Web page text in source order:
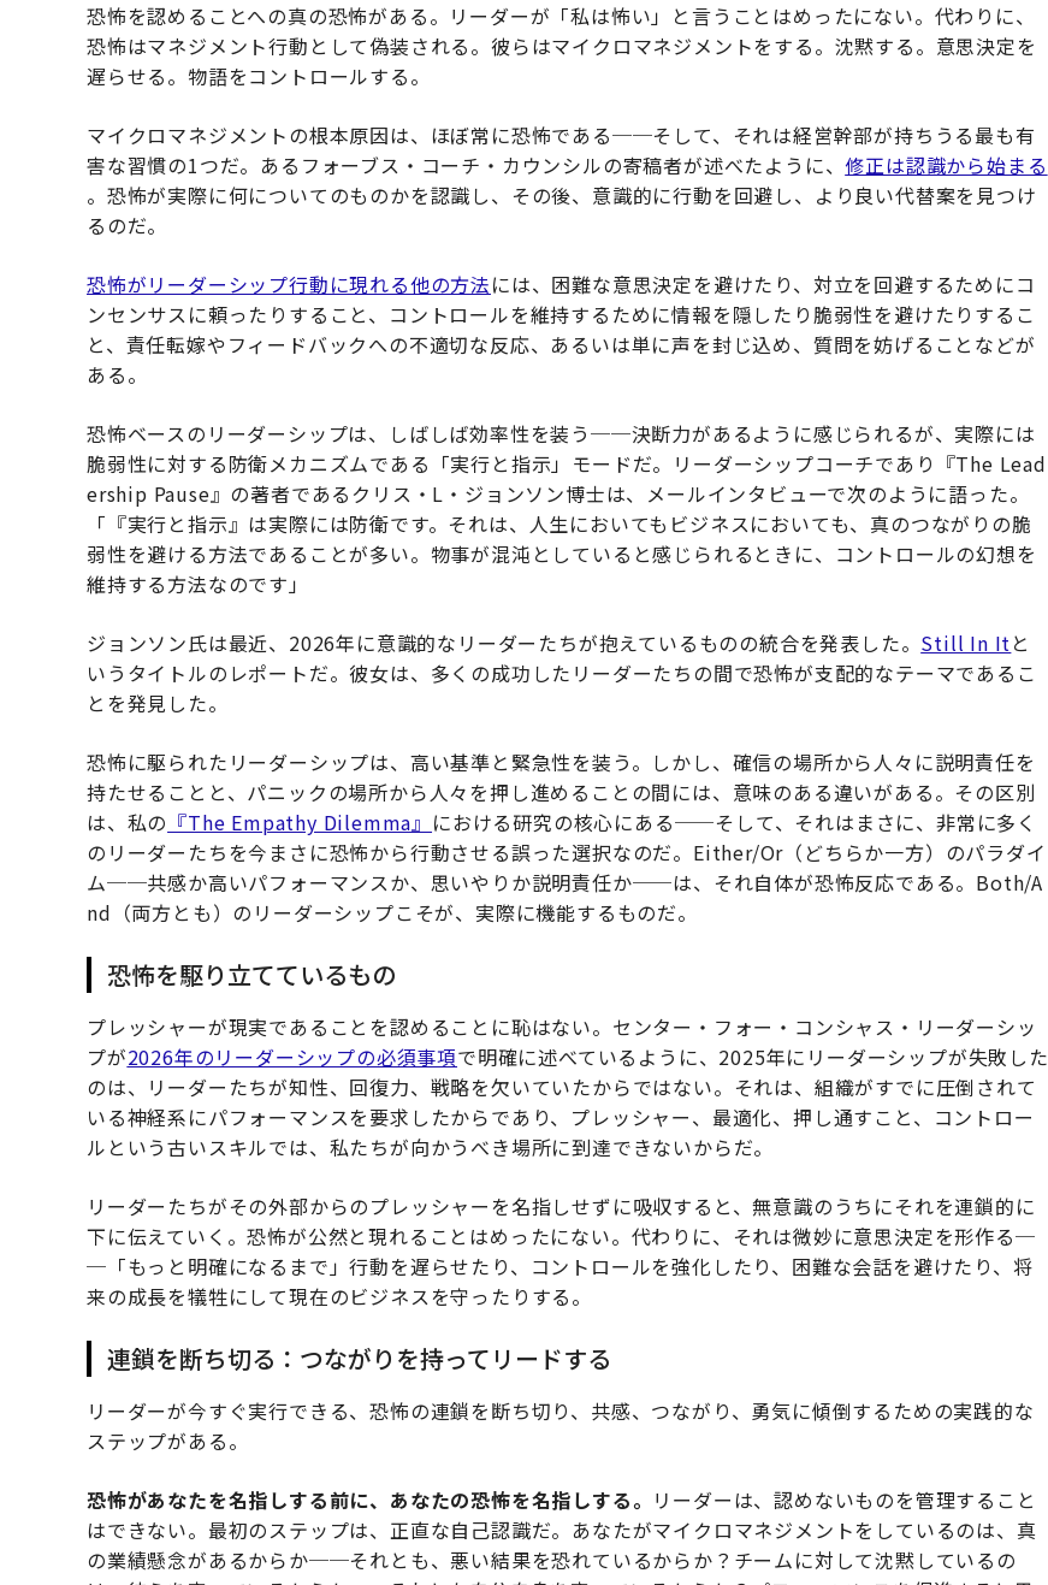
恐怖を認めることへの真の恐怖がある。リーダーが「私は怖い」と言うことはめったにない。代わりに、
恐怖はマネジメント行動として偽装される。彼らはマイクロマネジメントをする。沈黙する。意思決定を
遅らせる。物語をコントロールする。
マイクロマネジメントの根本原因は、ほぼ常に恐怖である──そして、それは経営幹部が持ちうる最も有
害な習慣の1つだ。あるフォーブス・コーチ・カウンシルの寄稿者が述べたように、修正は認識から始まる
。恐怖が実際に何についてのものかを認識し、その後、意識的に行動を回避し、より良い代替案を見つけ
るのだ。
恐怖がリーダーシップ行動に現れる他の方法には、困難な意思決定を避けたり、対立を回避するためにコ
ンセンサスに頼ったりすること、コントロールを維持するために情報を隠したり脆弱性を避けたりするこ
と、責任転嫁やフィードバックへの不適切な反応、あるいは単に声を封じ込め、質問を妨げることなどが
ある。
恐怖ベースのリーダーシップは、しばしば効率性を装う──決断力があるように感じられるが、実際には
脆弱性に対する防衛メカニズムである「実行と指示」モードだ。リーダーシップコーチであり『The Lead
ership Pause』の著者であるクリス・L・ジョンソン博士は、メールインタビューで次のように語った。
「『実行と指示』は実際には防衛です。それは、人生においてもビジネスにおいても、真のつながりの脆
弱性を避ける方法であることが多い。物事が混沌としていると感じられるときに、コントロールの幻想を
維持する方法なのです」
ジョンソン氏は最近、2026年に意識的なリーダーたちが抱えているものの統合を発表した。 Still In Itと
いうタイトルのレポートだ。彼女は、多くの成功したリーダーたちの間で恐怖が支配的なテーマであるこ
とを発見した。
恐怖に駆られたリーダーシップは、高い基準と緊急性を装う。しかし、確信の場所から人々に説明責任を
持たせることと、パニックの場所から人々を押し進めることの間には、意味のある違いがある。その区別
は、私の 『The Empathy Dilemma』 における研究の核心にある──そして、それはまさに、非常に多く
のリーダーたちを今まさに恐怖から行動させる誤った選択なのだ。Either/Or（どちらか一方）のパラダイ
ム──共感か高いパフォーマンスか、思いやりか説明責任か──は、それ自体が恐怖反応である。Both/A
nd（両方とも）のリーダーシップこそが、実際に機能するものだ。
恐怖を駆り立てているもの
プレッシャーが現実であることを認めることに恥はない。センター・フォー・コンシャス・リーダーシッ
プが2026年のリーダーシップの必須事項で明確に述べているように、2025年にリーダーシップが失敗した
のは、リーダーたちが知性、回復力、戦略を欠いていたからではない。それは、組織がすでに圧倒されて
いる神経系にパフォーマンスを要求したからであり、プレッシャー、最適化、押し通すこと、コントロー
ルという古いスキルでは、私たちが向かうべき場所に到達できないからだ。
リーダーたちがその外部からのプレッシャーを名指しせずに吸収すると、無意識のうちにそれを連鎖的に
下に伝えていく。恐怖が公然と現れることはめったにない。代わりに、それは微妙に意思決定を形作る─
─「もっと明確になるまで」行動を遅らせたり、コントロールを強化したり、困難な会話を避けたり、将
来の成長を犠牲にして現在のビジネスを守ったりする。
連鎖を断ち切る：つながりを持ってリードする
リーダーが今すぐ実行できる、恐怖の連鎖を断ち切り、共感、つながり、勇気に傾倒するための実践的な
ステップがある。
恐怖があなたを名指しする前に、あなたの恐怖を名指しする。 リーダーは、認めないものを管理すること
はできない。最初のステップは、正直な自己認識だ。あなたがマイクロマネジメントをしているのは、真
の業績懸念があるからか──それとも、悪い結果を恐れているからか？チームに対して沈黙しているの